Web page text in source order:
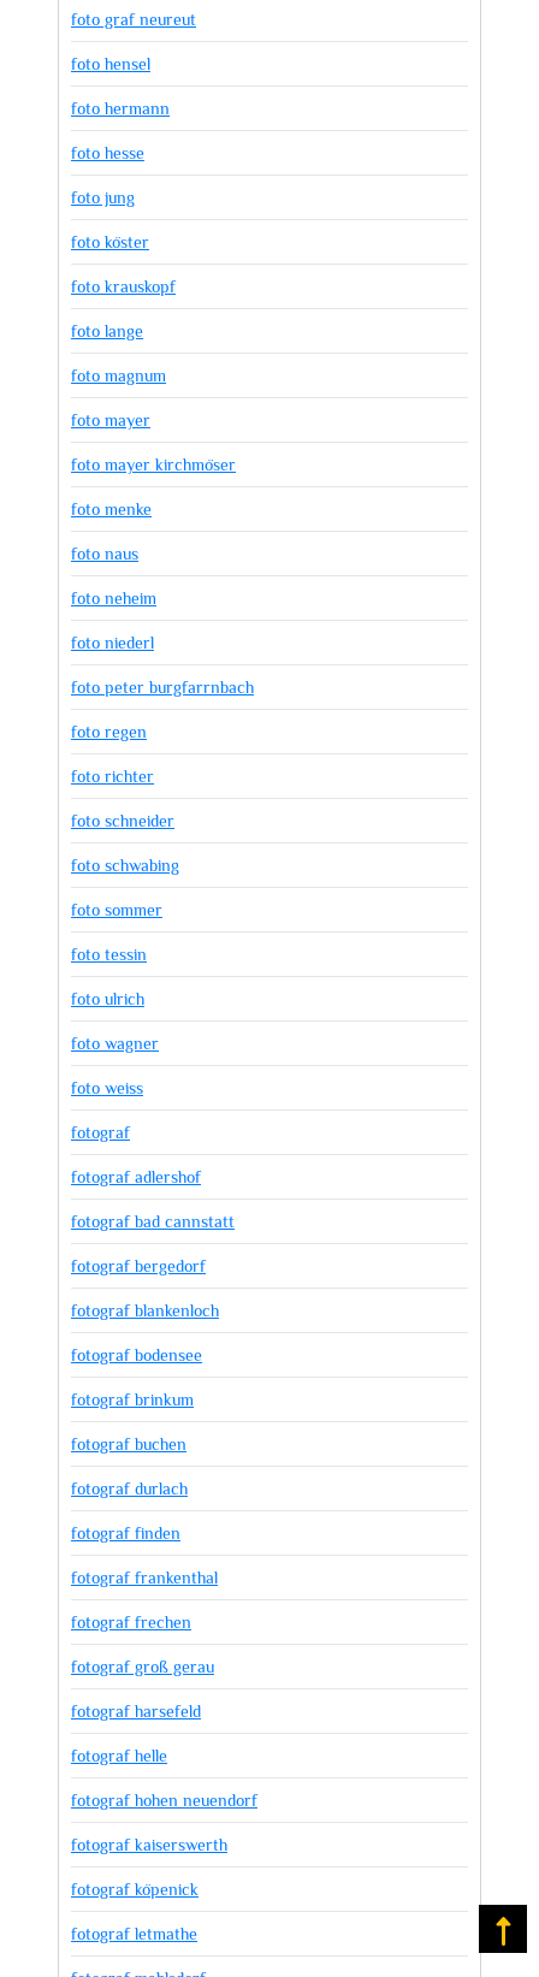
foto graf neureut
foto hensel
foto hermann
foto hesse
foto jung
foto köster
foto krauskopf
foto lange
foto magnum
foto mayer
foto mayer kirchmöser
foto menke
foto naus
foto neheim
foto niederl
foto peter burgfarrnbach
foto regen
foto richter
foto schneider
foto schwabing
foto sommer
foto tessin
foto ulrich
foto wagner
foto weiss
fotograf
fotograf adlershof
fotograf bad cannstatt
fotograf bergedorf
fotograf blankenloch
fotograf bodensee
fotograf brinkum
fotograf buchen
fotograf durlach
fotograf finden
fotograf frankenthal
fotograf frechen
fotograf groß gerau
fotograf harsefeld
fotograf helle
fotograf hohen neuendorf
fotograf kaiserswerth
fotograf köpenick
fotograf letmathe